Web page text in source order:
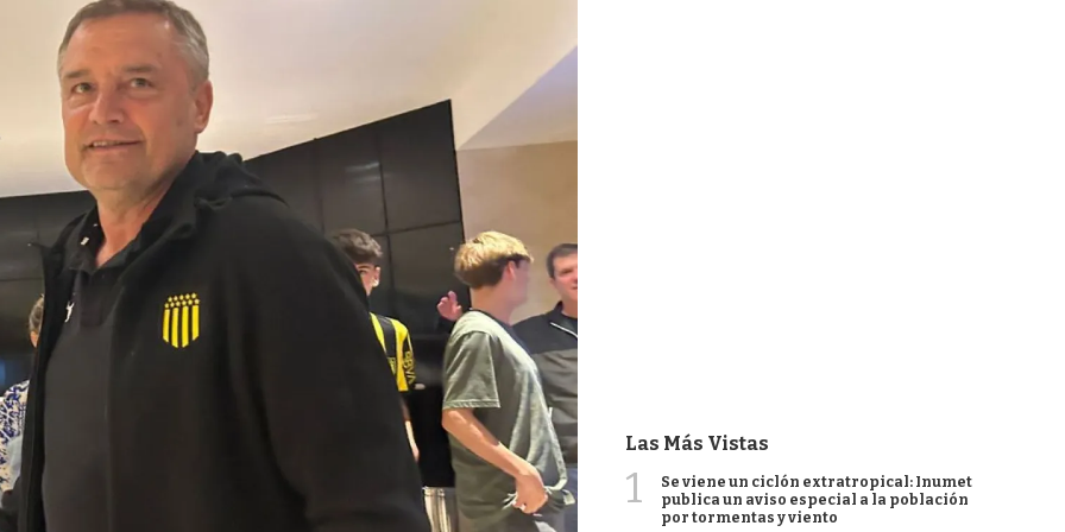
Las Más Vistas
1
Se viene un ciclón extratropical: Inumet
publica un aviso especial a la población
por tormentas y viento